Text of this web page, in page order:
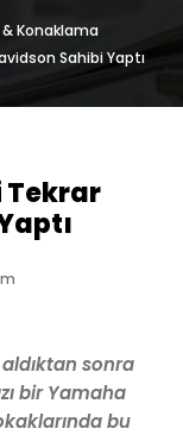
Konaklama
Sahibi Yaptı
Tekrar
sonra
bir Yamaha
bu